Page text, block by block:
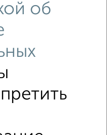
1А с ценой ниже
без посредников
об